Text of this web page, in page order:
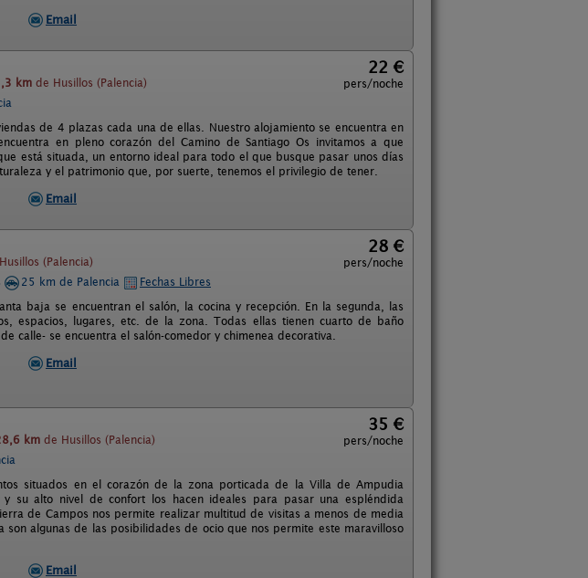
Email
km de Husillos (Palencia)
22 €
pers/noche
de 4 plazas cada una de ellas. Nuestro alojamiento se encuentra en
en pleno corazón del Camino de Santiago Os invitamos a que
está situada, un entorno ideal para todo el que busque pasar unos días
y el patrimonio que, por suerte, tenemos el privilegio de tener.
Email
(Palencia)
28 €
pers/noche
25 km de Palencia
Fechas Libres
baja se encuentran el salón, la cocina y recepción. En la segunda, las
espacios, lugares, etc. de la zona. Todas ellas tienen cuarto de baño
calle- se encuentra el salón-comedor y chimenea decorativa.
Email
km de Husillos (Palencia)
35 €
pers/noche
situados en el corazón de la zona porticada de la Villa de Ampudia
y su alto nivel de confort los hacen ideales para pasar una espléndida
de Campos nos permite realizar multitud de visitas a menos de media
algunas de las posibilidades de ocio que nos permite este maravilloso
Email